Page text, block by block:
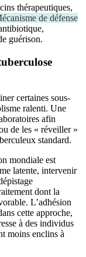
thérapeutiques,
de défense
guérison.
certaines sous-
ralenti. Une
afin
de les « réveiller »
standard.
mondiale est
latente, intervenir
dont la
L’adhésion
cette approche,
à des individus
moins enclins à